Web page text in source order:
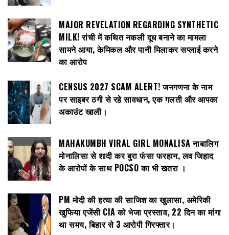
MAJOR REVELATION REGARDING SYNTHETIC
MILK! रांची में कथित नकली दूध बनाने का मामला
सामने आया, केमिकल और पानी मिलाकर सप्लाई करने
का आरोप
CENSUS 2027 SCAM ALERT! जनगणना के नाम
पर साइबर ठगी से रहे सावधान, एक गलती और आपका
अकाउंट खाली।
MAHAKUMBH VIRAL GIRL MONALISA नाबालिग
मोनालिसा से शादी कर बुरा फंसा फरहान, लव जिहाद
के आरोपों के साथ POCSO का भी खतरा ।
PM मोदी की हत्या की साजिश का खुलासा, अमेरिकी
खुफिया एजेंसी CIA को भेजा प्रस्ताव, 22 दिन का मांगा
था समय, बिहार से 3 आरोपी गिरफ्तार।